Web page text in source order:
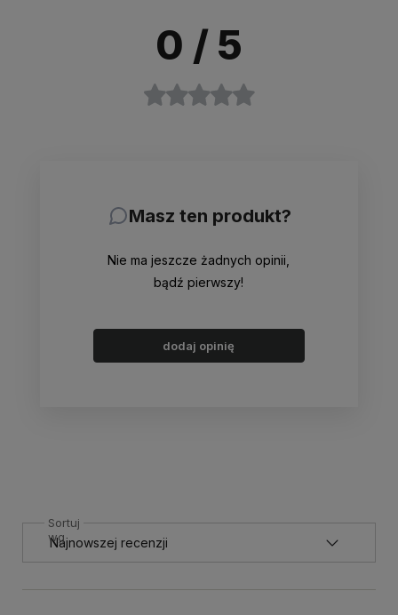
0 / 5
Masz ten produkt?
Nie ma jeszcze żadnych opinii,
bądź pierwszy!
dodaj opinię
Sortuj
wg